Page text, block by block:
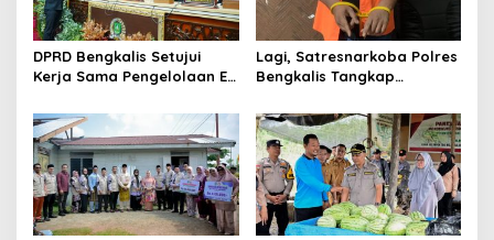
DPRD Bengkalis Setujui
Kerja Sama Pengelolaan E-
Sungai Selari.
Lagi, Satresnarkoba Polres
Bengkalis Tangkap
Air